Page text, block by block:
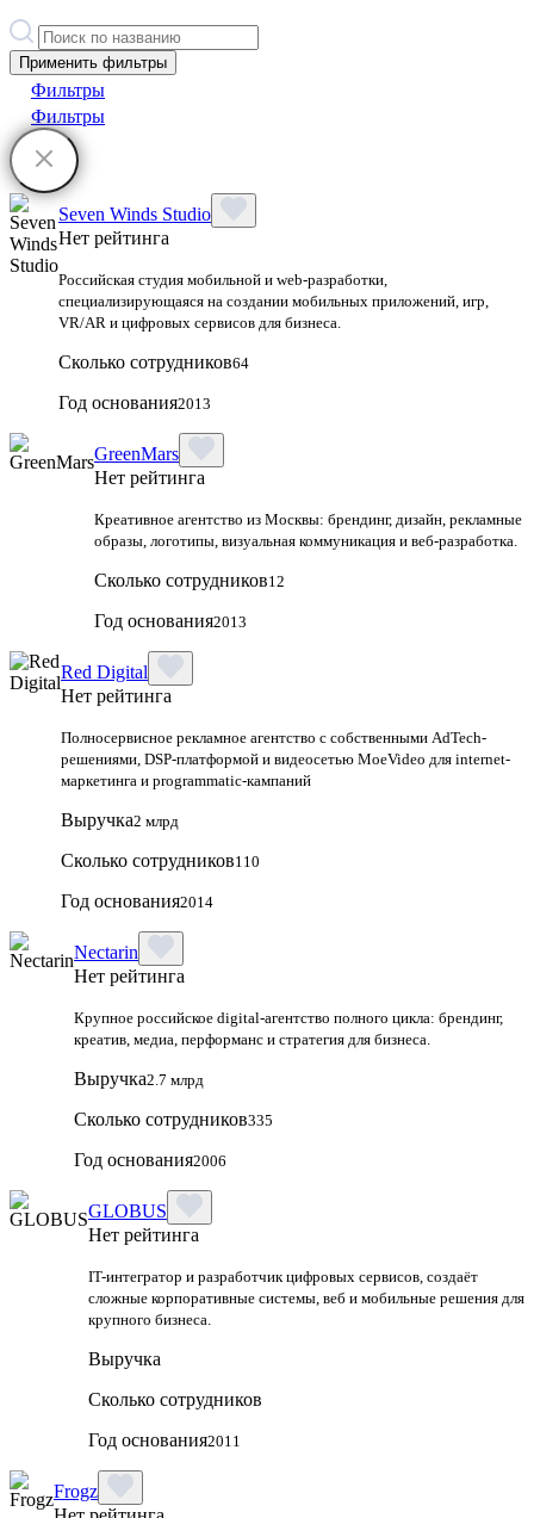
Применить фильтры
Фильтры
Фильтры
Seven Winds Studio
Нет рейтинга
Российская студия мобильной и web-разработки,
специализирующаяся на создании мобильных приложений, игр,
VR/AR и цифровых сервисов для бизнеса.
Сколько сотрудников64
Год основания2013
GreenMars
Нет рейтинга
Креативное агентство из Москвы: брендинг, дизайн, рекламные
образы, логотипы, визуальная коммуникация и веб-разработка.
Сколько сотрудников12
Год основания2013
Red Digital
Нет рейтинга
Полносервисное рекламное агентство с собственными AdTech-
решениями, DSP-платформой и видеосетью MoeVideo для internet-
маркетинга и programmatic-кампаний
Выручка2 млрд
Сколько сотрудников110
Год основания2014
Nectarin
Нет рейтинга
Крупное российское digital‑агентство полного цикла: брендинг,
креатив, медиа, перформанс и стратегия для бизнеса.
Выручка2.7 млрд
Сколько сотрудников335
Год основания2006
GLOBUS
Нет рейтинга
IT-интегратор и разработчик цифровых сервисов, создаёт
сложные корпоративные системы, веб и мобильные решения для
крупного бизнеса.
Выручка
Сколько сотрудников
Год основания2011
Frogz